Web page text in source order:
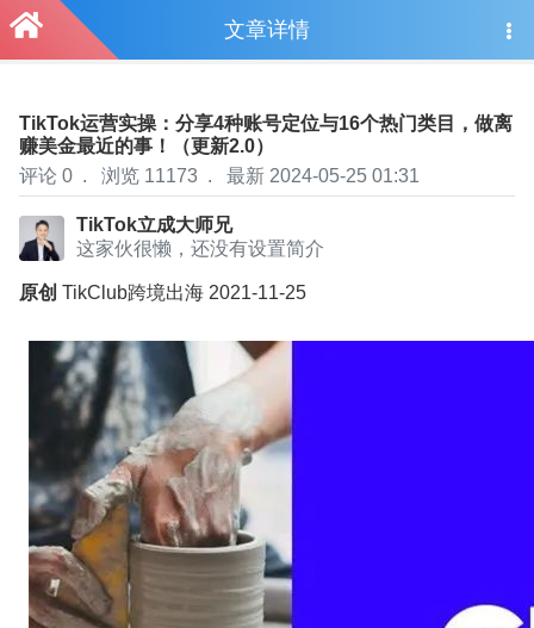
文章详情
TikTok运营实操：分享4种账号定位与16个热门类目，做离
赚美金最近的事！（更新2.0）
评论 0 . 浏览 11173 . 最新 2024-05-25 01:31
TikTok立成大师兄
这家伙很懒，还没有设置简介
原创 TikClub跨境出海 2021-11-25